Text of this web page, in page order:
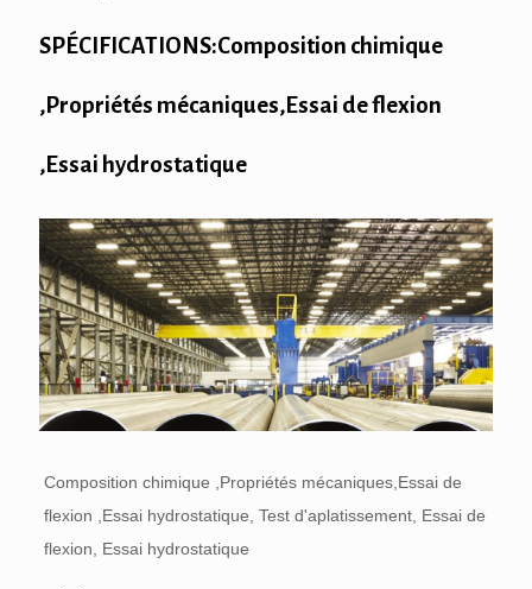
SPÉCIFICATIONS:Composition chimique
,Propriétés mécaniques,Essai de flexion
,Essai hydrostatique
Composition chimique ,Propriétés mécaniques,Essai de
flexion ,Essai hydrostatique, Test d'aplatissement, Essai de
flexion, Essai hydrostatique